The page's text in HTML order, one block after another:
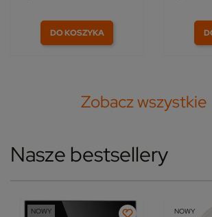
DO KOSZYKA
Zobacz wszystkie
Nasze bestsellery
NOWY NOWY